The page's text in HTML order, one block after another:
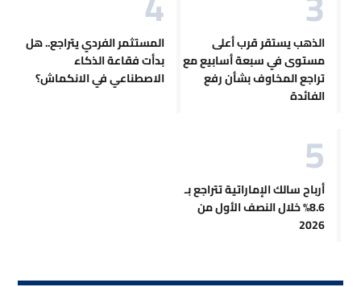
الذهب يستقر قرب أعلى
مستوى في سبعة أسابيع مع
تراجع المخاوف بشأن رفع
الفائدة
المستثمر الفردي يتراجع.. هل
بدأت فقاعة الذكاء
الاصطناعي في الانكماش؟
أرباح سالك الإماراتية تتراجع بـ
8.6% خلال النصف الأول من
2026